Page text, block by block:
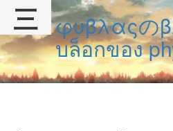
φυβλαςの
บล็อกของ
三